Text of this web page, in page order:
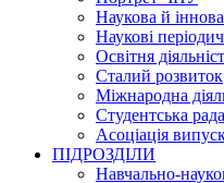
Наукова й
Наукові
Освітня
Сталий розвиток
Міжнародна
Студентська рада
Асоціація
ПІДРОЗДІЛИ
Навчально-